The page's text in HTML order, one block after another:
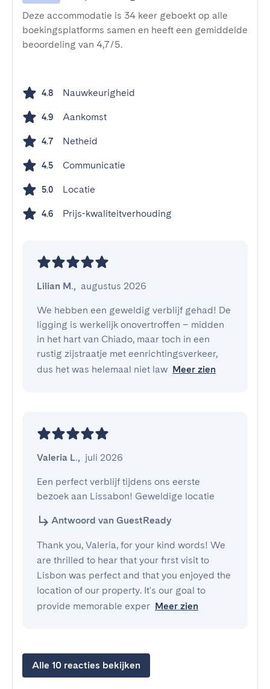
Deze accommodatie is 34 keer geboekt op alle
boekingsplatforms samen en heeft een gemiddelde
beoordeling van 4,7/5.
4.8 Nauwkeurigheid
4.9 Aankomst
4.7 Netheid
4.5 Communicatie
5.0 Locatie
4.6 Prijs-kwaliteitverhouding
Lilian M., augustus 2026
We hebben een geweldig verblijf gehad! De
ligging is werkelijk onovertroffen – midden
in het hart van Chiado, maar toch in een
rustig zijstraatje met eenrichtingsverkeer,
dus het was helemaal niet law Meer zien
Valeria L., juli 2026
Een perfect verblijf tijdens ons eerste
bezoek aan Lissabon! Geweldige locatie
Antwoord van GuestReady
Thank you, Valeria, for your kind words! We
are thrilled to hear that your first visit to
Lisbon was perfect and that you enjoyed the
location of our property. It's our goal to
provide memorable exper Meer zien
Alle 10 reacties bekijken